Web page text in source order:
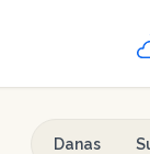
Danas